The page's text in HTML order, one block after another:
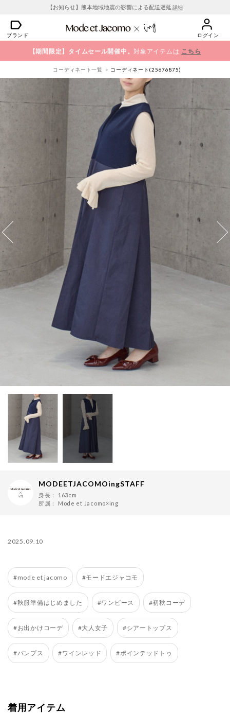
【お知らせ】熊本地域地震の影響による配送遅延 詳細
ブランド ログイン
【期間限定】タイムセール開催中。対象アイテムは こちら
コーディネート一覧 コーディネート(25676875)
MODEETJACOMOingSTAFF
身長：
163cm
所属： Mode et Jacomo×ing
2025.09.10
#mode et jacomo #モードエジャコモ
#秋服準備はじめました #ワンピース #初秋コーデ
#お出かけコーデ #大人女子 #シアートップス
#パンプス #ワインレッド #ポインテッドトゥ
着用アイテム